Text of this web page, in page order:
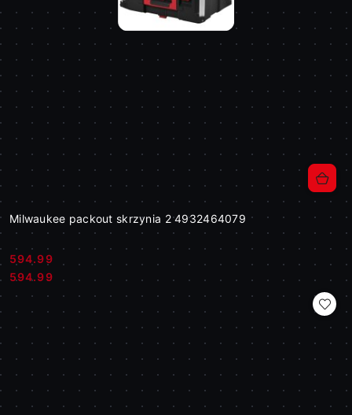
Milwaukee packout skrzynia 2 4932464079
Cena:
594.99
Cena:
594.99